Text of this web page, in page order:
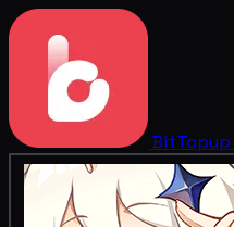
BitTopup